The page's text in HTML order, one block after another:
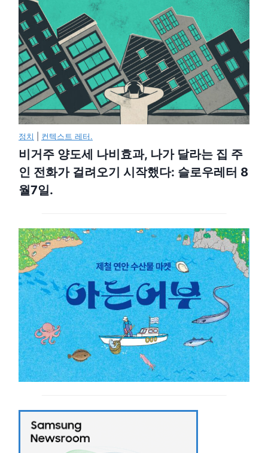
정치 컨텍스트 레터.
비거주 양도세 나비효과, 나가 달라는 집 주
인 전화가 걸려오기 시작했다: 슬로우레터 8
월7일.